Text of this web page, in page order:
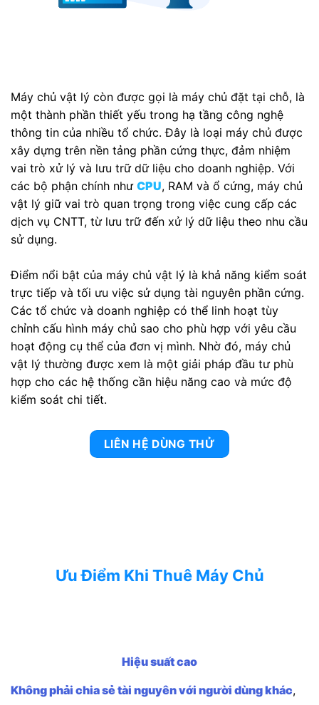
Máy chủ vật lý còn được gọi là máy chủ đặt tại chỗ, là
một thành phần thiết yếu trong hạ tầng công nghệ
thông tin của nhiều tổ chức. Đây là loại máy chủ được
xây dựng trên nền tảng phần cứng thực, đảm nhiệm
vai trò xử lý và lưu trữ dữ liệu cho doanh nghiệp. Với
các bộ phận chính như CPU, RAM và ổ cứng, máy chủ
vật lý giữ vai trò quan trọng trong việc cung cấp các
dịch vụ CNTT, từ lưu trữ đến xử lý dữ liệu theo nhu cầu
sử dụng.
Điểm nổi bật của máy chủ vật lý là khả năng kiểm soát
trực tiếp và tối ưu việc sử dụng tài nguyên phần cứng.
Các tổ chức và doanh nghiệp có thể linh hoạt tùy
chỉnh cấu hình máy chủ sao cho phù hợp với yêu cầu
hoạt động cụ thể của đơn vị mình. Nhờ đó, máy chủ
vật lý thường được xem là một giải pháp đầu tư phù
hợp cho các hệ thống cần hiệu năng cao và mức độ
kiểm soát chi tiết.
LIÊN HỆ DÙNG THỬ
Ưu Điểm Khi Thuê Máy Chủ
Hiệu suất cao
Không phải chia sẻ tài nguyên với người dùng khác,